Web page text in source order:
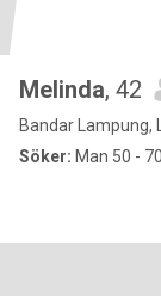
Melinda, 42
Bandar Lampung,
Söker: Man 50 - 70